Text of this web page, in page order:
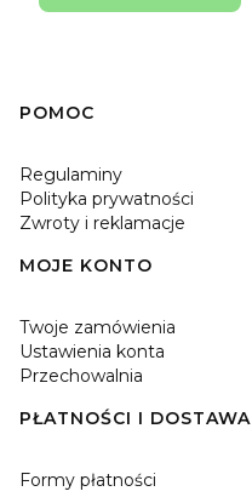
Linki w stopce
POMOC
Regulaminy
Polityka prywatności
Zwroty i reklamacje
MOJE KONTO
Twoje zamówienia
Ustawienia konta
Przechowalnia
PŁATNOŚCI I DOSTAWA
Formy płatności